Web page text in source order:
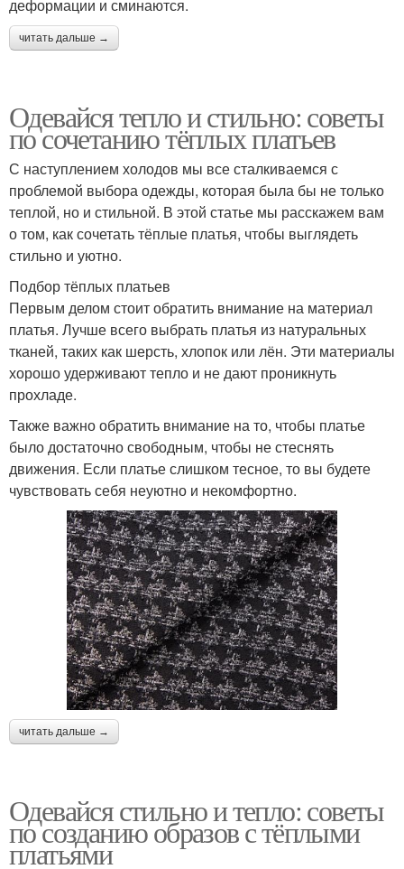
деформации и сминаются.
читать дальше →
Одевайся тепло и стильно: советы
по сочетанию тёплых платьев
С наступлением холодов мы все сталкиваемся с
проблемой выбора одежды, которая была бы не только
теплой, но и стильной. В этой статье мы расскажем вам
о том, как сочетать тёплые платья, чтобы выглядеть
стильно и уютно.
Подбор тёплых платьев
Первым делом стоит обратить внимание на материал
платья. Лучше всего выбрать платья из натуральных
тканей, таких как шерсть, хлопок или лён. Эти материалы
хорошо удерживают тепло и не дают проникнуть
прохладе.
Также важно обратить внимание на то, чтобы платье
было достаточно свободным, чтобы не стеснять
движения. Если платье слишком тесное, то вы будете
чувствовать себя неуютно и некомфортно.
читать дальше →
Одевайся стильно и тепло: советы
по созданию образов с тёплыми
платьями